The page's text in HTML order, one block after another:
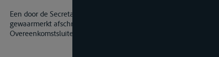
Een door de Secretaris-Generaal voor eensluidend
gewaarmerkt afschrift wordt toegezonden aan iedere
Overeenkomstsluitende Staat.